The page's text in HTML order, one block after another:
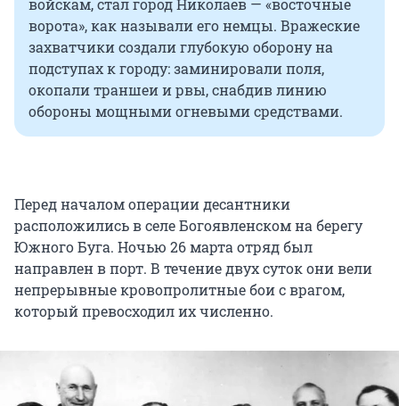
войскам, стал город Николаев — «восточные
ворота», как называли его немцы. Вражеские
захватчики создали глубокую оборону на
подступах к городу: заминировали поля,
окопали траншеи и рвы, снабдив линию
обороны мощными огневыми средствами.
Перед началом операции десантники
расположились в селе Богоявленском на берегу
Южного Буга. Ночью 26 марта отряд был
направлен в порт. В течение двух суток они вели
непрерывные кровопролитные бои с врагом,
который превосходил их численно.